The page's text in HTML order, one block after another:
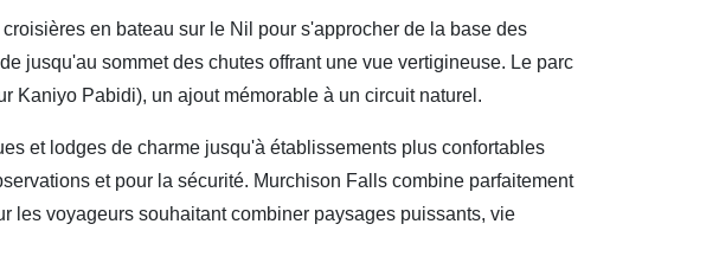
en bateau sur le Nil pour s'approcher de la base des
jusqu'au sommet des chutes offrant une vue vertigineuse. Le parc
Kaniyo Pabidi), un ajout mémorable à un circuit naturel.
et lodges de charme jusqu'à établissements plus confortables
et pour la sécurité. Murchison Falls combine parfaitement
voyageurs souhaitant combiner paysages puissants, vie